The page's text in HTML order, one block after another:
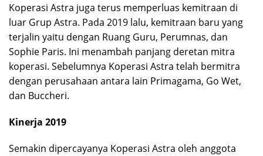
Koperasi Astra juga terus memperluas kemitraan di
luar Grup Astra. Pada 2019 lalu, kemitraan baru yang
terjalin yaitu dengan Ruang Guru, Perumnas, dan
Sophie Paris. Ini menambah panjang deretan mitra
koperasi. Sebelumnya Koperasi Astra telah bermitra
dengan perusahaan antara lain Primagama, Go Wet,
dan Buccheri.
Kinerja 2019
Semakin dipercayanya Koperasi Astra oleh anggota